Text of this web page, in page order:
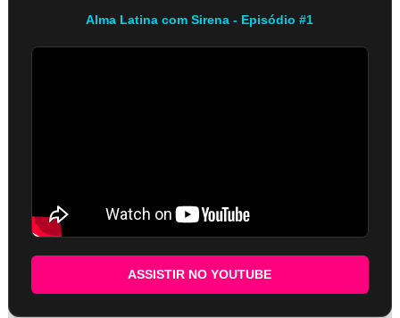
Alma Latina com Sirena - Episódio #1
ASSISTIR NO YOUTUBE